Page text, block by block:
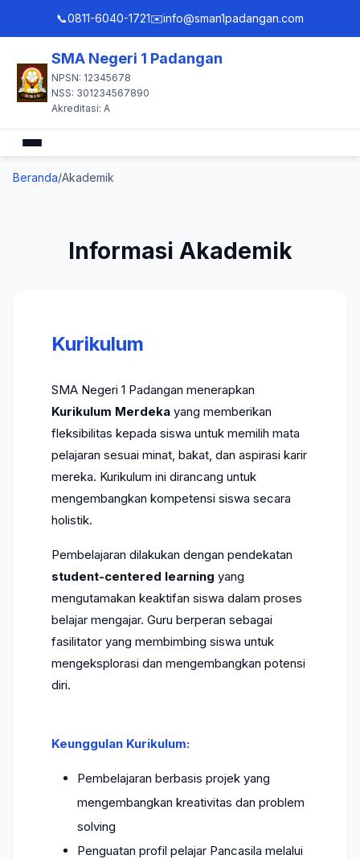
📞0811-6040-1721✉️info@sman1padangan.com
SMA Negeri 1 Padangan
NPSN: 12345678
NSS: 301234567890
Akreditasi: A
Beranda
Berita
Layanan
Beranda Akademik
Informasi Akademik
Kurikulum
SMA Negeri 1 Padangan menerapkan
Kurikulum Merdeka yang memberikan
fleksibilitas kepada siswa untuk memilih mata
pelajaran sesuai minat, bakat, dan aspirasi karir
mereka. Kurikulum ini dirancang untuk
mengembangkan kompetensi siswa secara
holistik.
Pembelajaran dilakukan dengan pendekatan
student-centered learning yang
mengutamakan keaktifan siswa dalam proses
belajar mengajar. Guru berperan sebagai
fasilitator yang membimbing siswa untuk
mengeksplorasi dan mengembangkan potensi
diri.
Keunggulan Kurikulum:
Pembelajaran berbasis projek yang
mengembangkan kreativitas dan problem
solving
Penguatan profil pelajar Pancasila melalui